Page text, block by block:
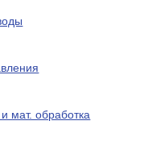
мат. обработка